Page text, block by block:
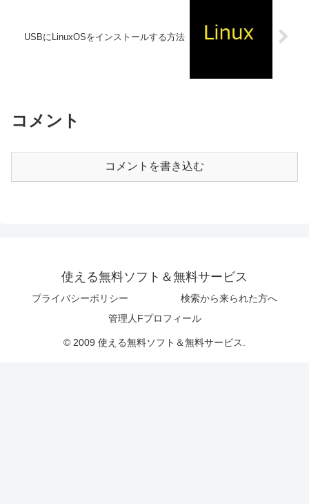
USBにLinuxOSをインストールする方法
コメント
コメントを書き込む
使える無料ソフト＆無料サービス
プライバシーポリシー
検索から来られた方へ
管理人Fプロフィール
© 2009 使える無料ソフト＆無料サービス.